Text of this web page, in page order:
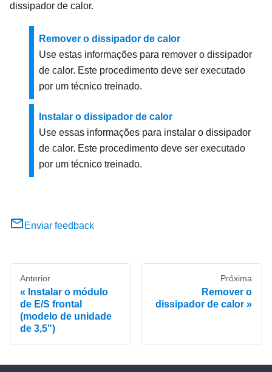
dissipador de calor.
Remover o dissipador de calor
Use estas informações para remover o dissipador
de calor. Este procedimento deve ser executado
por um técnico treinado.
Instalar o dissipador de calor
Use essas informações para instalar o dissipador
de calor. Este procedimento deve ser executado
por um técnico treinado.
Enviar feedback
Anterior
Instalar o módulo
de E/S frontal
(modelo de unidade
de 3,5")
Próxima
Remover o
dissipador de calor